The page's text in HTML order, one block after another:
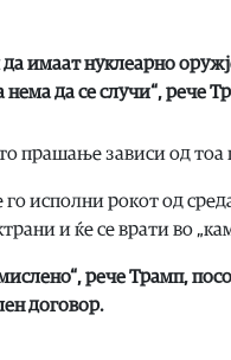
имаат нуклеарно
нема да се случи“, рече
прашање зависи од
исполни рокот од
и ќе се врати во
рече Трамп,
договор.